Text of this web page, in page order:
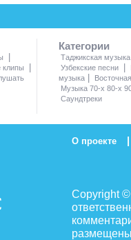
|
клипы |
Категории
Таджикская музыка
Узбекские песни
|
музыка |
Музыка 70-х 80-х
Саундтреки
О проекте |
Copyright
размещены